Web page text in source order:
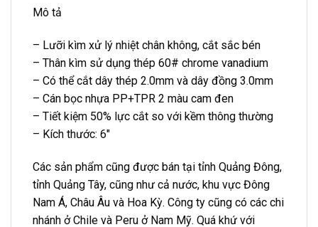
Mô tả
– Lưỡi kìm xử lý nhiệt chân không, cắt sắc bén
– Thân kìm sử dụng thép 60# chrome vanadium
– Có thể cắt dây thép 2.0mm và dây đồng 3.0mm
– Cán bọc nhựa PP+TPR 2 màu cam đen
– Tiết kiệm 50% lực cắt so với kềm thông thường
– Kích thước: 6″
Các sản phẩm cũng được bán tại tỉnh Quảng Đông,
tỉnh Quảng Tây, cũng như cả nước, khu vực Đông
Nam Á, Châu Âu và Hoa Kỳ. Công ty cũng có các chi
nhánh ở Chile và Peru ở Nam Mỹ. Quá khứ với